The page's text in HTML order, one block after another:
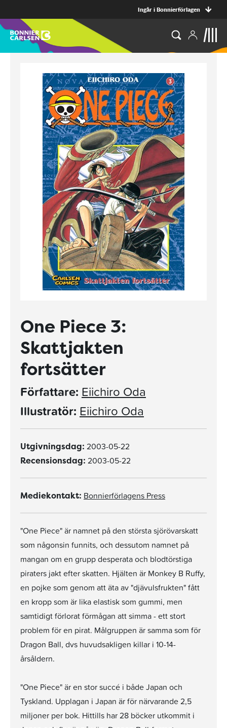
Ingår i Bonnierförlagen
One Piece 3:
Skattjakten
fortsätter
Författare: Eiichiro Oda
Illustratör: Eiichiro Oda
Utgivningsdag: 2003-05-22
Recensionsdag: 2003-05-22
Mediekontakt: Bonnierförlagens Press
"One Piece" är namnet på den största sjörövarskatt
som någonsin funnits, och dessutom namnet på
mangan om en grupp desperata och blodtörstiga
piraters jakt efter skatten. Hjälten är Monkey B Ruffy,
en pojke som genom att äta av "djävulsfrukten" fått
en kropp som är lika elastisk som gummi, men
samtidigt förlorat förmågan att simma - ett stort
problem för en pirat. Målgruppen är samma som för
Dragon Ball, dvs huvudsakligen killar i 10-14-
årsåldern.
"One Piece" är en stor succé i både Japan och
Tyskland. Upplagan i Japan är för närvarande 2,5
miljoner per bok. Hittills har 28 böcker utkommit i